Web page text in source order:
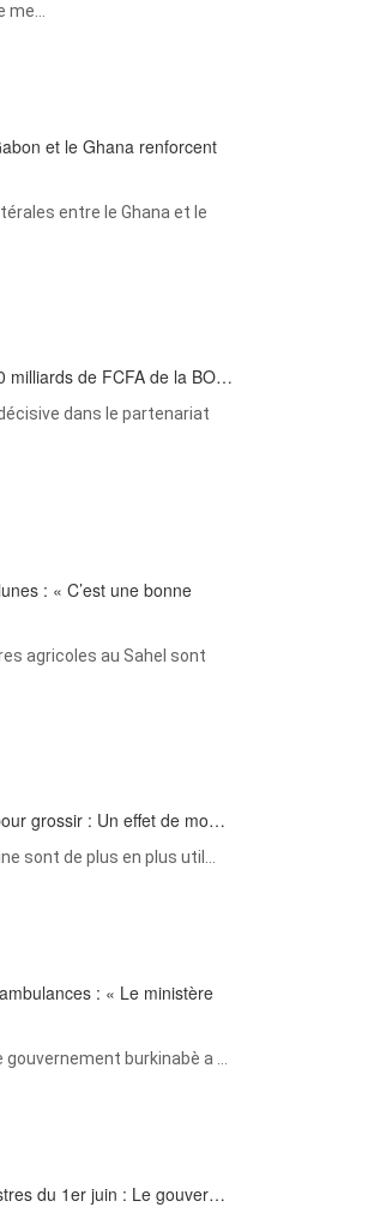
et le Ghana renforcent
entre le Ghana et le
milliards de FCFA de la BO…
dans le partenariat
: « C’est une bonne
agricoles au Sahel sont
grossir : Un effet de mo…
sont de plus en plus util…
: « Le ministère
gouvernement burkinabè a …
du 1er juin : Le gouver…